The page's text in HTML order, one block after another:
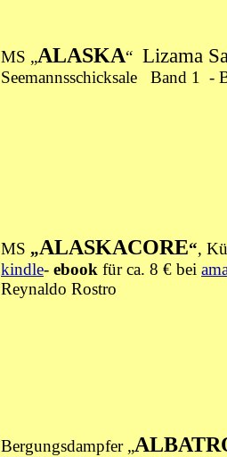
MS „ALASKA“ Lizama
Seemannsschicksale Band 1 -
MS „ALASKACORE“,
kindle- ebook für ca. 8 € bei
Reynaldo Rostro
Bergungsdampfer „